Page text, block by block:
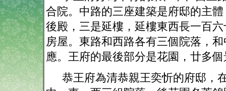
合院。中路的三座建築是府邸的主
後殿，三是延樓，延樓東西長一百
房屋。東路和西路各有三個院落，
應。王府的最後部分是花園，廿多
恭王府為清恭親王奕忻的府邸，